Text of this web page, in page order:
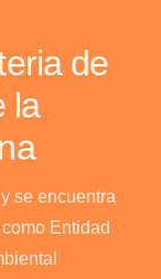
de
la
se encuentra
Entidad